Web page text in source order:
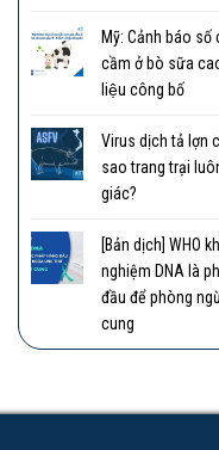
Mỹ: Cảnh báo
cầm ở bò sữa
liệu công bố
Virus dịch tả lợn
sao trang trại
giác?
[Bản dịch] WHO
nghiệm DNA là
đầu để phòng
cung